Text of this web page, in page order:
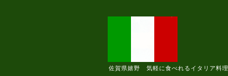
佐賀県嬉野 気軽に食べれるイタリア料理